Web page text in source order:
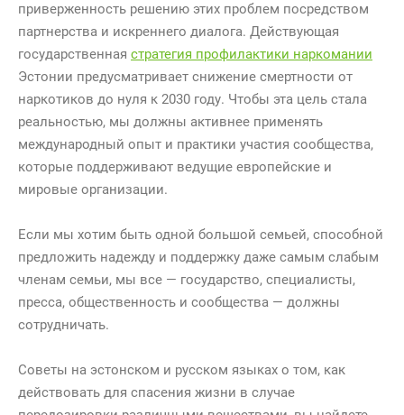
приверженность решению этих проблем посредством
партнерства и искреннего диалога. Действующая
государственная стратегия профилактики наркомании
Эстонии предусматривает снижение смертности от
наркотиков до нуля к 2030 году. Чтобы эта цель стала
реальностью, мы должны активнее применять
международный опыт и практики участия сообщества,
которые поддерживают ведущие европейские и
мировые организации.
Если мы хотим быть одной большой семьей, способной
предложить надежду и поддержку даже самым слабым
членам семьи, мы все — государство, специалисты,
пресса, общественность и сообщества — должны
сотрудничать.
Советы на эстонском и русском языках о том, как
действовать для спасения жизни в случае